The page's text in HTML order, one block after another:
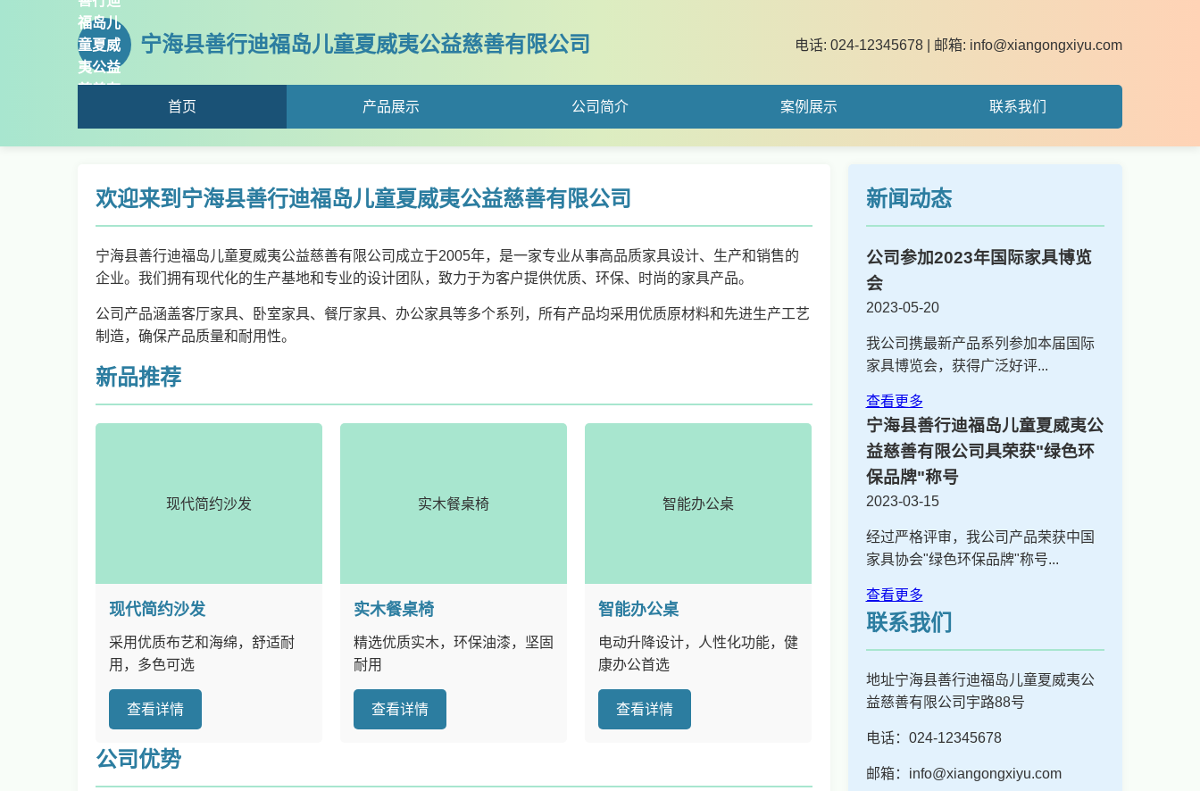
福岛儿
童夏威
夷公益
慈善有
宁海县善行迪福岛儿童夏威夷公益慈善有限公司 电话: 024-12345678 | 邮箱: info@xiangongxiyu.com
首页 产品展示 公司简介 案例展示 联系我们
欢迎来到宁海县善行迪福岛儿童夏威夷公益慈善有限公司
宁海县善行迪福岛儿童夏威夷公益慈善有限公司成立于2005年，是一家专业从事高品质家具设计、生产和销售的
企业。我们拥有现代化的生产基地和专业的设计团队，致力于为客户提供优质、环保、时尚的家具产品。
公司产品涵盖客厅家具、卧室家具、餐厅家具、办公家具等多个系列，所有产品均采用优质原材料和先进生产工艺
制造，确保产品质量和耐用性。
新品推荐
现代简约沙发
现代简约沙发
采用优质布艺和海绵，舒适耐
用，多色可选
查看详情
实木餐桌椅
实木餐桌椅
精选优质实木，环保油漆，坚固
耐用
查看详情
智能办公桌
智能办公桌
电动升降设计，人性化功能，健
康办公首选
查看详情
公司优势
新闻动态
公司参加2023年国际家具博览
会
2023-05-20
我公司携最新产品系列参加本届国际
家具博览会，获得广泛好评...
查看更多
宁海县善行迪福岛儿童夏威夷公
益慈善有限公司具荣获"绿色环
保品牌"称号
2023-03-15
经过严格评审，我公司产品荣获中国
家具协会"绿色环保品牌"称号...
查看更多
联系我们
地址宁海县善行迪福岛儿童夏威夷公
益慈善有限公司宇路88号
电话：024-12345678
邮箱：info@xiangongxiyu.com